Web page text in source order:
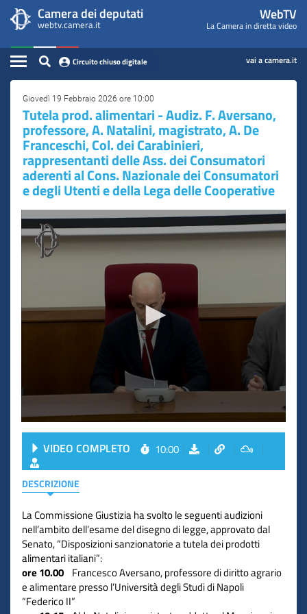
contenuto
principale
WebTV
Camera
dei
Deputati
menu
di
navigazione
Camera dei deputati
webtv.camera.it
WebTV
La Camera in diretta video
Home
Assemblea
Presidente
Commissioni
Eventi
Conferenze Stampa
Cerca
Circuito chiuso digitale
Circuito chiuso digitale vai a camera.it
Contenuto
Giovedì 19 Febbraio 2026 ore 10:00
Tutela prod. alimentari - Audiz. F. Aversano,
professore, A. Natalini, magistrato, A. De
Franceschi, Col. dei Carabinieri,
rappresentanti delle Ass. dei Consumatori
aderenti al Cons. Nazionale dei Consumatori
e degli Utenti e della Lega delle Cooperative
VIDEO COMPLETO 10:00
DESCRIZIONE
La Commissione Giustizia ha svolto le seguenti audizioni
nell’ambito dell’esame del disegno di legge, approvato dal
Senato, “Disposizioni sanzionatorie a tutela dei prodotti
alimentari italiani”:
ore 10.00 Francesco Aversano, professore di diritto agrario
e alimentare presso l’Università degli Studi di Napoli
“Federico II”